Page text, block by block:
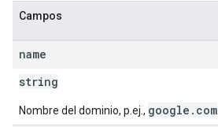
Campos
name
string
Nombre del dominio, p.ej., google.com